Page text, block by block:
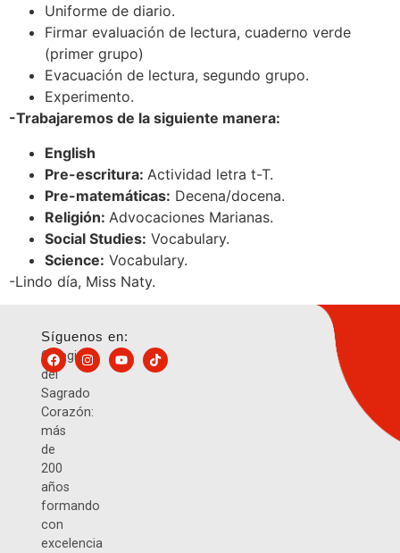
Uniforme de diario.
Firmar evaluación de lectura, cuaderno verde
(primer grupo)
Evacuación de lectura, segundo grupo.
Experimento.
-Trabajaremos de la siguiente manera:
English
Pre-escritura: Actividad letra t-T.
Pre-matemáticas: Decena/docena.
Religión: Advocaciones Marianas.
Social Studies: Vocabulary.
Science: Vocabulary.
-Lindo día, Miss Naty.
Colegio
del
Sagrado
Corazón:
más
de
200
años
formando
con
excelencia
Síguenos en: